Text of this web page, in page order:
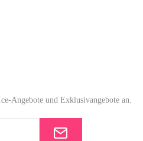
Angebote und Exklusivangebote an.